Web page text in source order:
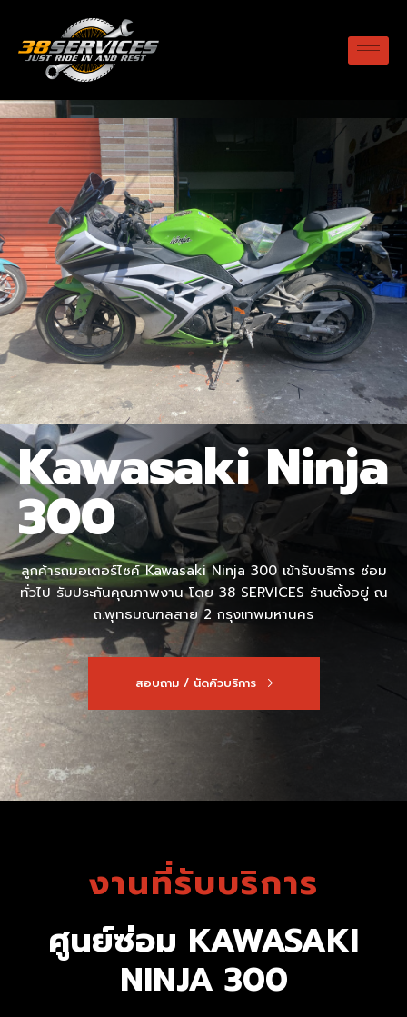
Kawasaki Ninja
300
ลูกค้ารถมอเตอร์ไซค์ Kawasaki Ninja 300 เข้ารับบริการ ซ่อม
ทั่วไป รับประกันคุณภาพงาน โดย 38 SERVICES ร้านตั้งอยู่ ณ
ถ.พุทธมณฑลสาย 2 กรุงเทพมหานคร
สอบถาม / นัดคิวบริการ
งานที่รับบริการ
ศูนย์ซ่อม KAWASAKI
NINJA 300